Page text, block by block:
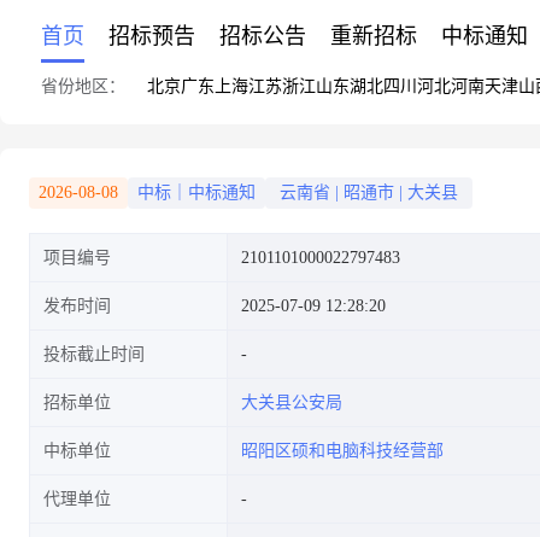
首页 招标预告 招标公告 重新招标 中标通知
省份地区： 北京广东 上海江苏浙江山东湖北四川 河北河南天津山
2026-08-08 中标｜中标通知 云南省 昭通市 大关县
项目编号 2101101000022797483
发布时间 2025-07-09 12:28:20
投标截止时间
招标单位 大关县公安局
中标单位 昭阳区硕和电脑科技经营部
代理单位